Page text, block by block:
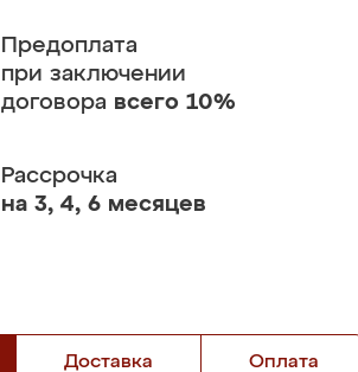
Предоплата
при заключении
договора всего 10%
Рассрочка
на 3, 4, 6 месяцев
Доставка Оплата